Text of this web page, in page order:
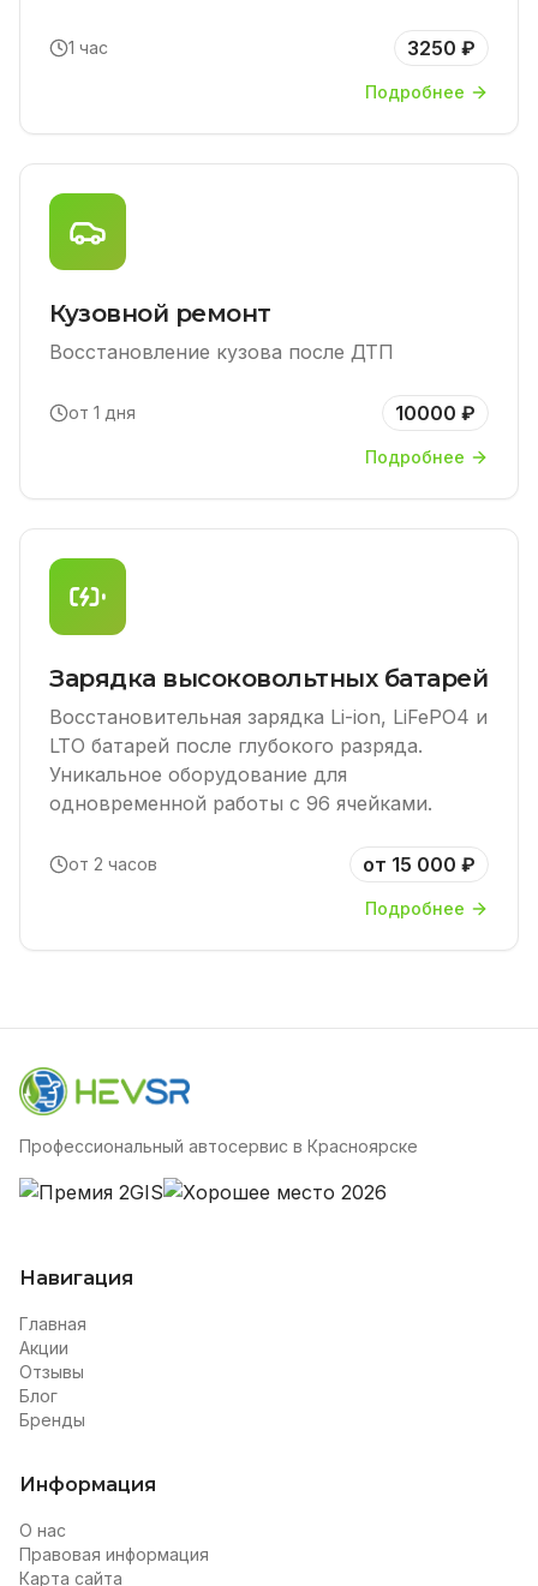
1 час 3250 ₽
Подробнее
Кузовной ремонт
Восстановление кузова после ДТП
от 1 дня 10000 ₽
Подробнее
Зарядка высоковольтных батарей
Восстановительная зарядка Li-ion, LiFePO4 и
LTO батарей после глубокого разряда.
Уникальное оборудование для
одновременной работы с 96 ячейками.
от 2 часов от 15 000 ₽
Подробнее
Профессиональный автосервис в Красноярске
Навигация
Главная
Акции
Отзывы
Блог
Бренды
Информация
О нас
Правовая информация
Карта сайта